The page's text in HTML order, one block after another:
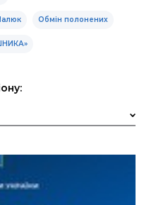
Обмін полонених